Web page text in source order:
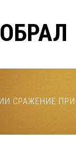
CРАЖЕНИЕ ПРИ